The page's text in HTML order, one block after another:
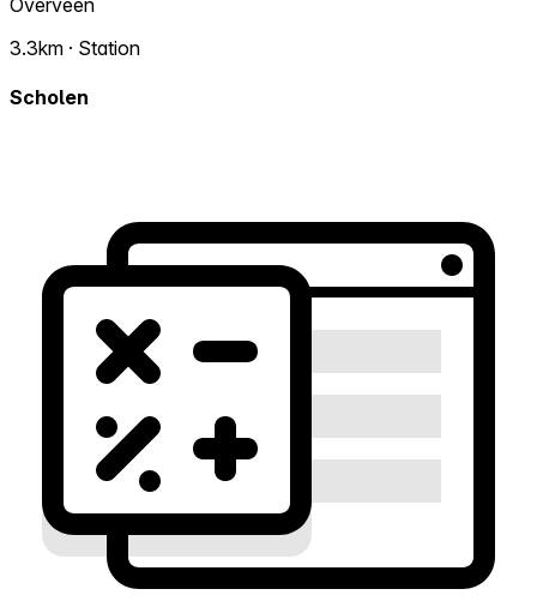
Overveen
3.3km · Station
Scholen